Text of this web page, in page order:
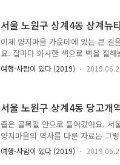
망촌은 재개발 포기한 곳이야. 희망
포기한 곳이기 때문에 언제든 다시
택단지 마을박물관이나 갈까?' 서
관은 이화동 달동..
서울 노원구 상계4동 상계뉴
이제 양지마을 가운데에 있는 큰 길
요. 집마다 화사한 색으로 벽을 칠
오후 5시 15분이었어요. 서쪽 하늘
에서 서쪽으로 뻗은 골목길로 들어
로는 동대문구 이문 휘경 뉴타운, 성
등이 있어요. 뉴타운 사업은 기존 도
미적 효과를 높이고 지역 발전을 도
획도..
여행-사람이 있다 (2019)
서울 노원구 상계4동 당고개
좁은 골목길 안으로 들어갔어요. 서
양지마을의 역사를 다룬 자료는 그
명해서 관련 자료를 어렵지 않게 찾
료는 찾기 어려운 편이었어요. 양지
여행-사람이 있다 (2019)